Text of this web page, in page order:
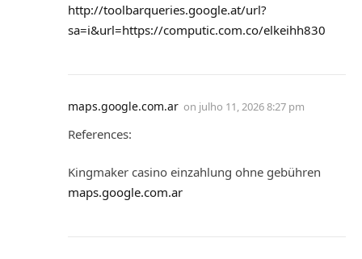
http://toolbarqueries.google.at/url?
sa=i&url=https://computic.com.co/elkeihh830
maps.google.com.ar on julho 11, 2026 8:27 pm
References:
Kingmaker casino einzahlung ohne gebühren
maps.google.com.ar